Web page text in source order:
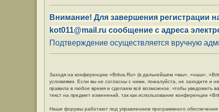
Внимание! Для завершения регистрации
kot011@mail.ru сообщение с адреса
Подтверждение осуществляется вручную
Заходя на конференцию «Britva.Ru» (в дальнейшем «мы», «наш»,
условиями. Если вы не согласны с ними, пожалуйста, не заходите и
правила в любое время и сделаем всё возможное, чтобы уведомить
текст на предмет изменений, так как использование конференции
Наши форумы работают под управлением программного